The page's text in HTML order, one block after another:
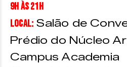
9h às 21h
Local: Salão de
Prédio do Núcleo
Campus Academia